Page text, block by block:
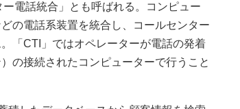
電話統合」とも呼ばれる。コンピュー
の電話系装置を統合し、コールセンター
「CTI」ではオペレーターが電話の発着
の接続されたコンピューターで行うこと